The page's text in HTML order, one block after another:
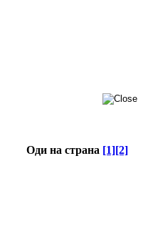
Оди на страна [1][2]